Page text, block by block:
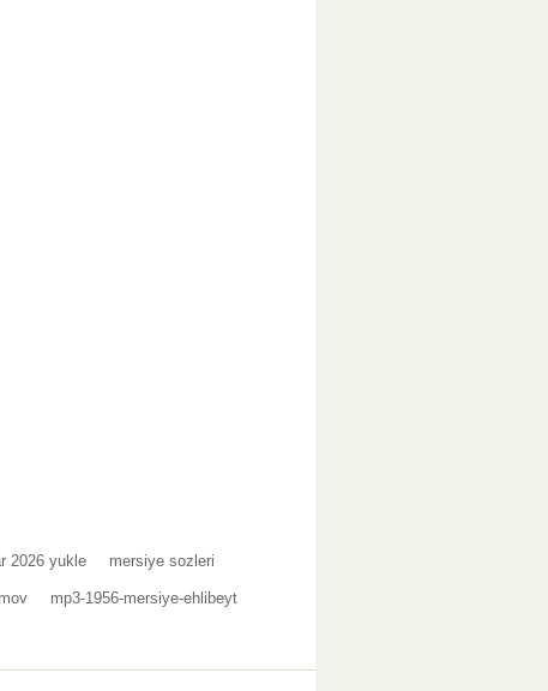
2026 yukle mersiye sozleri
mp3-1956-mersiye-ehlibeyt